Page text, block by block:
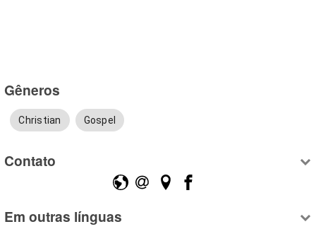
Gêneros
Christian Gospel
Contato
Em outras línguas